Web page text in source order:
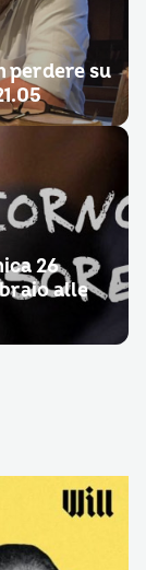
perdere su
26
alle